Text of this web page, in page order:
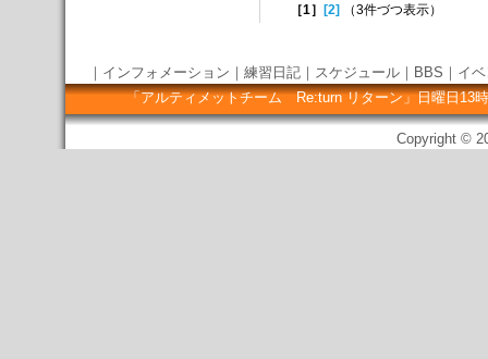
［1］ [2] （3件づつ表示）
｜ インフォメーション ｜ 練習日記｜ スケジュール｜ BBS ｜ イ
「アルティメットチーム Re:turn リターン」日曜日13
Copyright ©